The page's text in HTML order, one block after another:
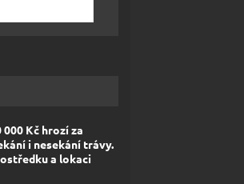
000 Kč hrozí za
i nesekání trávy.
a lokaci